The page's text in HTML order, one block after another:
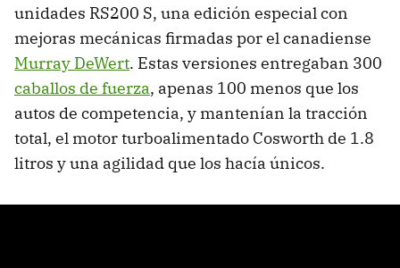
unidades RS200 S, una edición especial con
mejoras mecánicas firmadas por el canadiense
Murray DeWert. Estas versiones entregaban 300
caballos de fuerza, apenas 100 menos que los
autos de competencia, y mantenían la tracción
total, el motor turboalimentado Cosworth de 1.8
litros y una agilidad que los hacía únicos.